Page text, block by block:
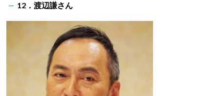
12．渡辺謙さん